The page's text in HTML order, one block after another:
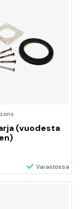
(vuodesta
Varastossa